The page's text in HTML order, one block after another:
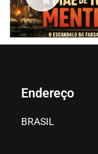
Endereço
BRASIL